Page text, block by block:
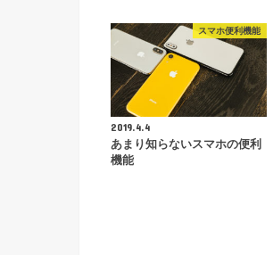
スマホ便利機能
2019.4.4
あまり知らないスマホの便利
機能